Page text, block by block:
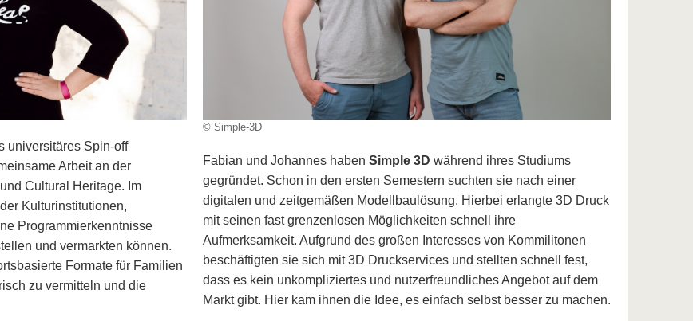
universitäres Spin-off
Arbeit an der
Cultural Heritage. Im
Kulturinstitutionen,
Programmierkenntnisse
und vermarkten können.
Formate für Familien
zu vermitteln und die
© Simple-3D
Fabian und Johannes habenSimple 3D während ihres Studiums
gegründet. Schon in den ersten Semestern suchten sie nach einer
digitalen und zeitgemäßen Modellbaulösung. Hierbei erlangte 3D Druck
mit seinen fast grenzenlosen Möglichkeiten schnell ihre
Aufmerksamkeit. Aufgrund des großen Interesses von Kommilitonen
beschäftigten sie sich mit 3D Druckservices und stellten schnell fest,
dass es kein unkompliziertes und nutzerfreundliches Angebot auf dem
Markt gibt. Hier kam ihnen die Idee, es einfach selbst besser zu machen.